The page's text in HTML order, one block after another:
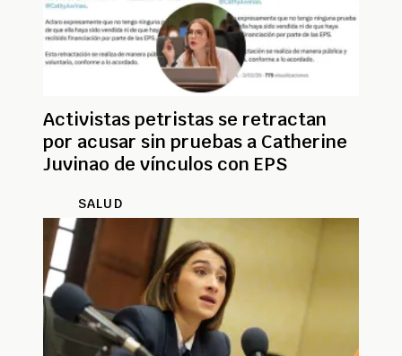
Activistas petristas se retractan
por acusar sin pruebas a Catherine
Juvinao de vínculos con EPS
SALUD